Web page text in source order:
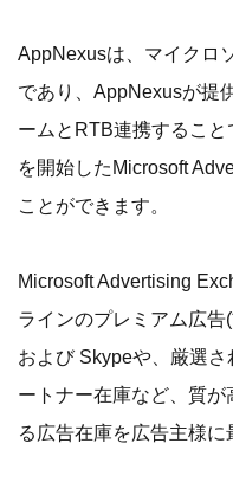
AppNexusは、マイクロ
であり、AppNexusが提
ームとRTB連携するこ
を開始したMicrosoft
ことができます。
Microsoft Advertising
ラインのプレミアム広
および Skypeや、厳選
ートナー在庫など、質
る広告在庫を広告主様に